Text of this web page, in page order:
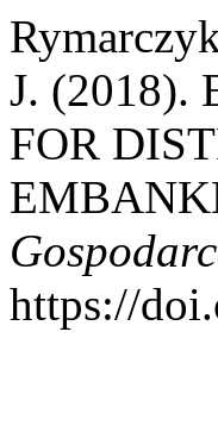
J. (2018).
FOR
https://